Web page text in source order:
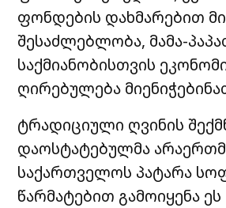
ფონდების დახმარებით
შესაძლებლობა, მამა-
საქმიანობისთვის
ღირებულება
ტრადიციული ღვინის
დაოსტატებულმა
საქართველოს პატარა
წარმატებით გამოიყენა ეს